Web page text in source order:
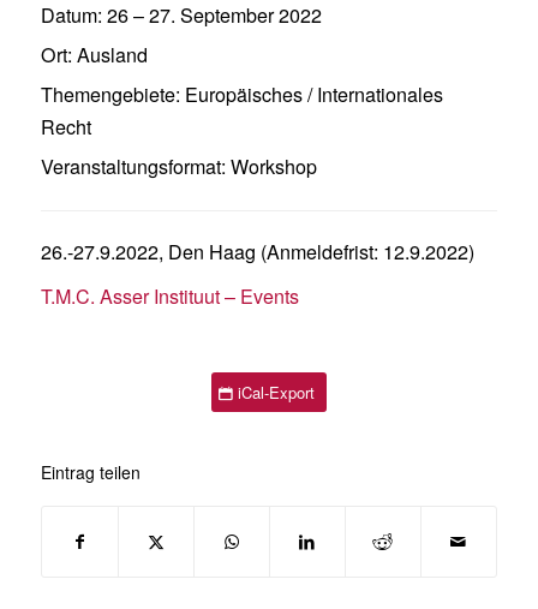
Datum: 26–27. September 2022
Ort: Ausland
Themengebiete: Europäisches / Internationales
Recht
Veranstaltungsformat: Workshop
26.-27.9.2022, Den Haag (Anmeldefrist: 12.9.2022)
T.M.C. Asser Instituut – Events
iCal-Export
Eintrag teilen